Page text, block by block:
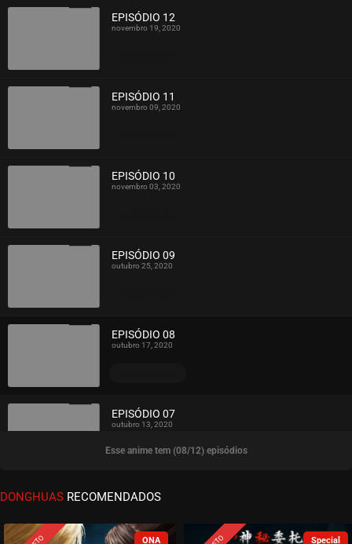
EPISÓDIO 12
novembro 19, 2020
EPISÓDIO 11
novembro 09, 2020
EPISÓDIO 10
novembro 03, 2020
EPISÓDIO 09
outubro 25, 2020
EPISÓDIO 08
outubro 17, 2020
ASSISTIDO
EPISÓDIO 07
outubro 13, 2020
ASSISTIDO
EPISÓDIO 06
Esse anime tem (08/12) episódios
DONGHUAS RECOMENDADOS